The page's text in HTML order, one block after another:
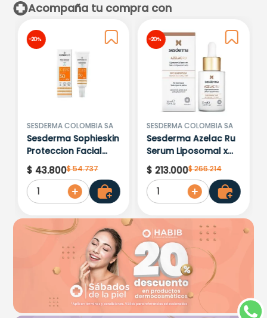
Por favor, inicia sesión para
escribir un comentario.
Más reciente
No hay comentarios.
Acompaña tu compra con
-20 %
SESDERMA COLOMBIA SA
Sesderma Sophieskin
Proteccion Facial
Kids Hypoallergenic
Spf 500 Moisturising
$ 43.800$54.737
1
-20 %
SESDERMA COLOMBIA SA
Sesderma Azelac Ru
Serum Liposomal x
30ml
$ 213.000$266.214
1